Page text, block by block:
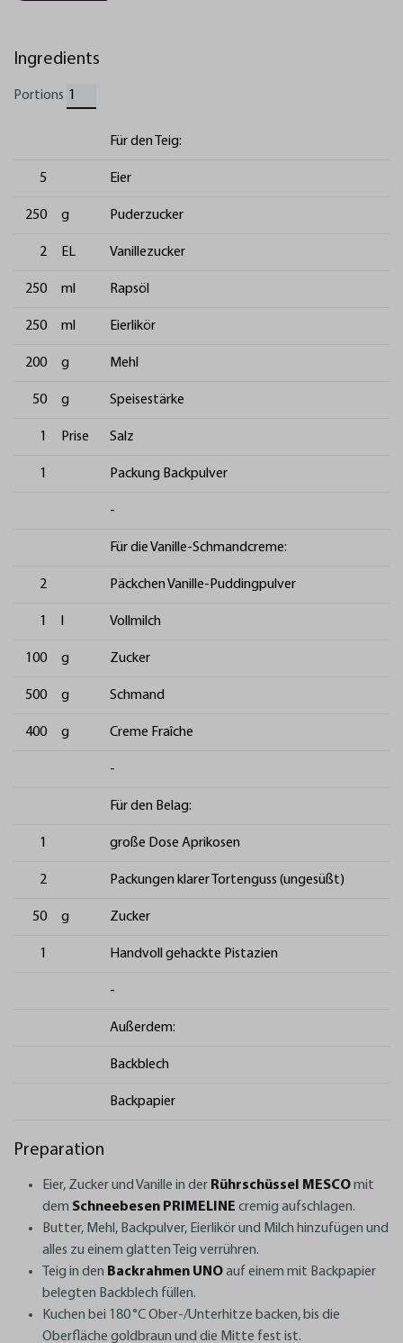
Ingredients
Portions
Für den Teig:
5 Eier
250 g Puderzucker
2 EL Vanillezucker
250 ml Rapsöl
250 ml Eierlikör
200 g Mehl
50 g Speisestärke
1 Prise Salz
1 Packung Backpulver
-
Für die Vanille-Schmandcreme:
2 Päckchen Vanille-Puddingpulver
1 Vollmilch
100 g Zucker
500 g Schmand
400 g Creme Fraîche
-
Für den Belag:
1 große Dose Aprikosen
2 Packungen klarer Tortenguss (ungesüßt)
50 g Zucker
1 Handvoll gehackte Pistazien
-
Außerdem:
Backblech
Backpapier
Preparation
Eier, Zucker und Vanille in der Rührschüssel MESCOmit
dem Schneebesen PRIMELINE cremig aufschlagen.
Butter, Mehl, Backpulver, Eierlikör und Milch hinzufügen und
alles zu einem glatten Teig verrühren.
Teig in den Backrahmen UNOauf einem mit Backpapier
belegten Backblech füllen.
Kuchen bei 180 °C Ober-/Unterhitze backen, bis die
Oberfläche goldbraun und die Mitte fest ist.